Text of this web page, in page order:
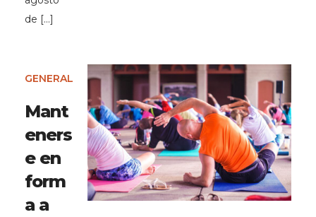
de […]
GENERAL
Mant
eners
e en
form
a a